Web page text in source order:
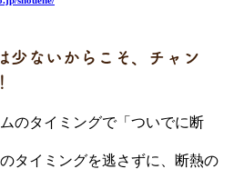
少ないからこそ、チャン
のタイミングで「ついでに断
タイミングを逃さずに、断熱の